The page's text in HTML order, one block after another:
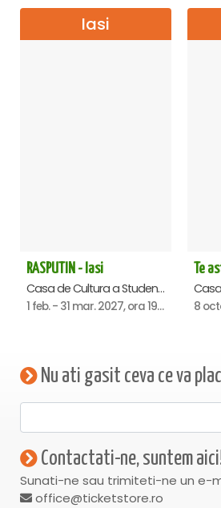
Iasi
RASPUTIN - Iasi
Casa de Cultura a Studentilor , Iasi
1 feb. - 31 mar. 2027, ora 19:00 8
Nu ati gasit ceva ce va
Contactati-ne, suntem
Sunati-ne sau trimiteti-ne un e-
office@ticketstore.ro